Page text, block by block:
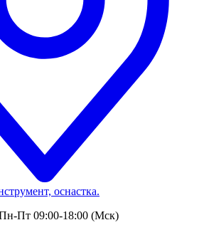
оснастка.
Пт 09:00-18:00 (Мск)